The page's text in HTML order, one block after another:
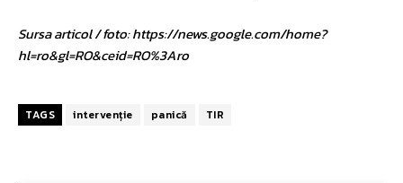
Sursa articol / foto: https://news.google.com/home?
hl=ro&gl=RO&ceid=RO%3Aro
TAGS intervenție panică TIR